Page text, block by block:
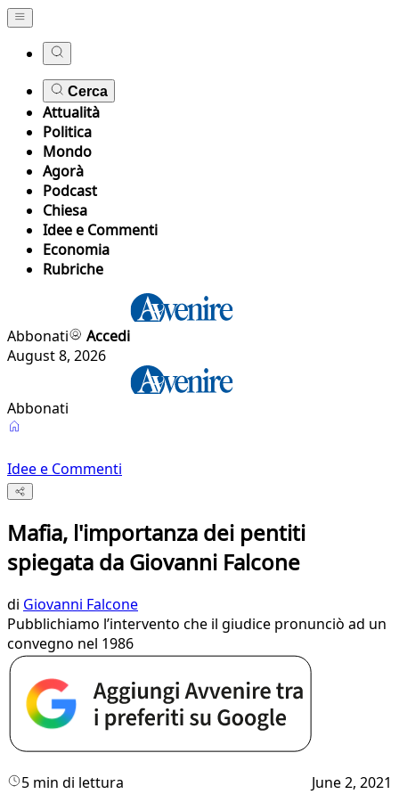
Cerca
Attualità
Politica
Mondo
Agorà
Podcast
Chiesa
Idee e Commenti
Economia
Rubriche
Abbonati
Accedi
August 8, 2026
Abbonati
Idee e Commenti
Mafia, l'importanza dei pentiti
spiegata da Giovanni Falcone
di Giovanni Falcone
Pubblichiamo l’intervento che il giudice pronunciò ad un
convegno nel 1986
5 min di lettura June 2, 2021